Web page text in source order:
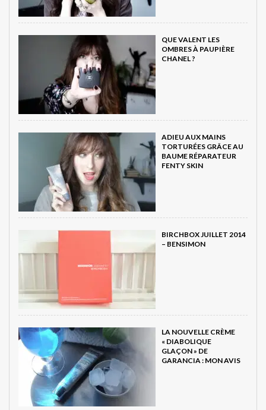
QUE VALENT LES
OMBRES À PAUPIÈRE
CHANEL ?
ADIEU AUX MAINS
TORTURÉES GRÂCE AU
BAUME RÉPARATEUR
FENTY SKIN
BIRCHBOX JUILLET 2014
– BENSIMON
LA NOUVELLE CRÈME
« DIABOLIQUE
GLAÇON » DE
GARANCIA : MON AVIS